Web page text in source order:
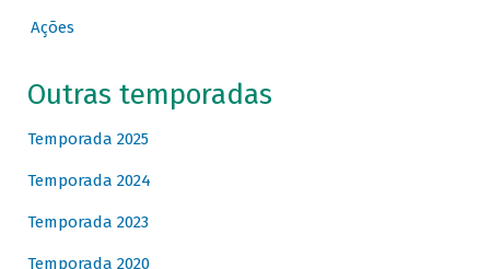
Ações
Outras temporadas
Temporada 2025
Temporada 2024
Temporada 2023
Temporada 2020